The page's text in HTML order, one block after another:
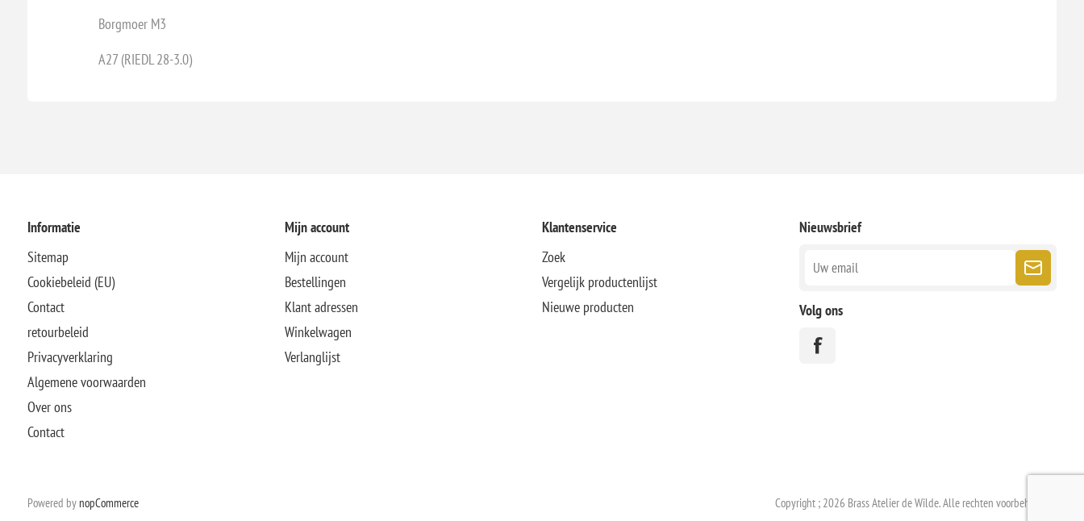
Borgmoer M3
A27 (RIEDL 28-3.0)
Informatie
Sitemap
Cookiebeleid (EU)
Contact
retourbeleid
Privacyverklaring
Algemene voorwaarden
Over ons
Contact
Mijn account
Mijn account
Bestellingen
Klant adressen
Winkelwagen
Verlanglijst
Klantenservice
Zoek
Vergelijk productenlijst
Nieuwe producten
Nieuwsbrief
Volg ons
Powered by nopCommerce Copyright ; 2026 Brass Atelier de Wilde. Alle rechten voorbehouden